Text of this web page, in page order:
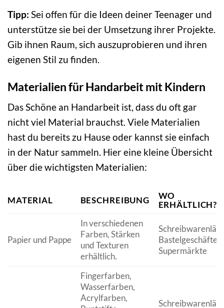
Tipp: Sei offen für die Ideen deiner Teenager und
unterstütze sie bei der Umsetzung ihrer Projekte.
Gib ihnen Raum, sich auszuprobieren und ihren
eigenen Stil zu finden.
Materialien für Handarbeit mit Kindern
Das Schöne an Handarbeit ist, dass du oft gar
nicht viel Material brauchst. Viele Materialien
hast du bereits zu Hause oder kannst sie einfach
in der Natur sammeln. Hier eine kleine Übersicht
über die wichtigsten Materialien:
MATERIAL BESCHREIBUNG
WO
ERHÄLTLICH?
Papier und Pappe
In verschiedenen
Farben, Stärken
und Texturen
erhältlich.
Bastelgeschäfte,
Supermärkte
Fingerfarben,
Wasserfarben,
Acrylfarben,